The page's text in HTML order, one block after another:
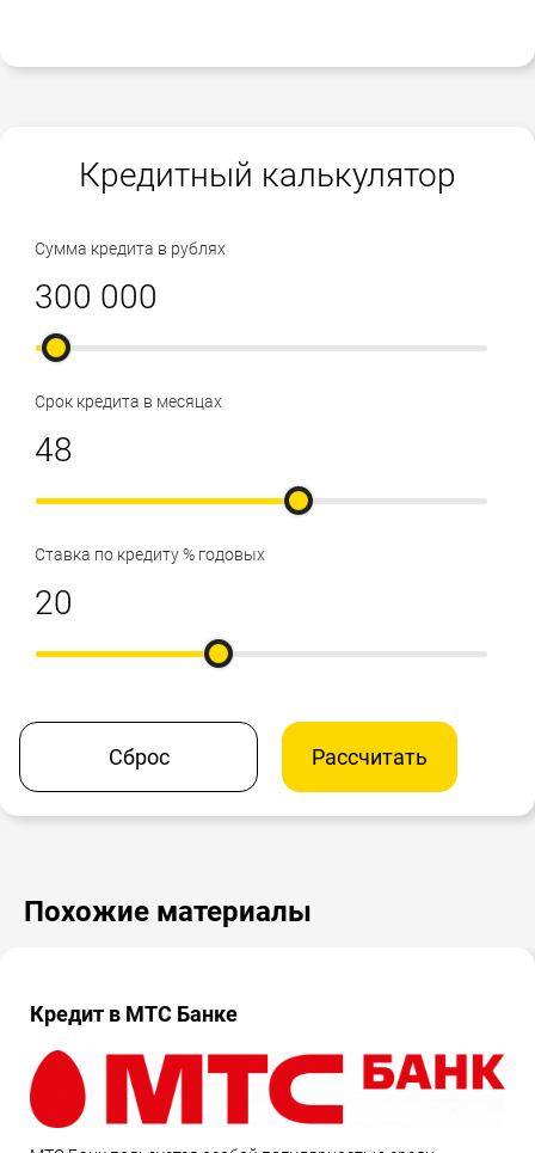
Кредитный калькулятор
Сумма кредита в рублях
Срок кредита в месяцах
Ставка по кредиту % годовых
Сброс Рассчитать
Похожие материалы
Кредит в МТС Банке